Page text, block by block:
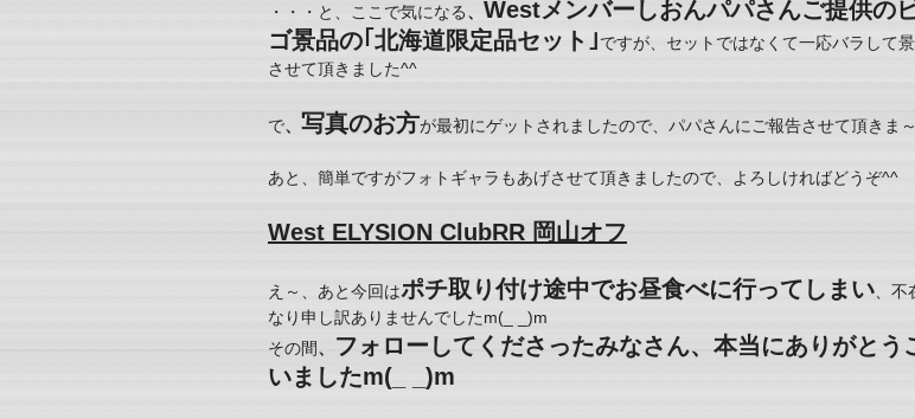
・・・と、ここで気になる、 Westメンバーしおんパパさんご提供の
ゴ景品の｢北海道限定品セット｣ですが、セットではなくて一応バラして
させて頂きました^^
で、 写真のお方が最初にゲットされましたので、パパさんにご報告させて頂きま
あと、簡単ですがフォトギャラもあげさせて頂きましたので、よろしければどうぞ^^
West ELYSION ClubRR 岡山オフ
え～、あと今回はポチ取り付け途中でお昼食べに行ってしまい 、不
なり申し訳ありませんでしたm(_ _)m
その間、
フォローしてくださったみなさん、本当にありがとう
いましたm(_ _)m